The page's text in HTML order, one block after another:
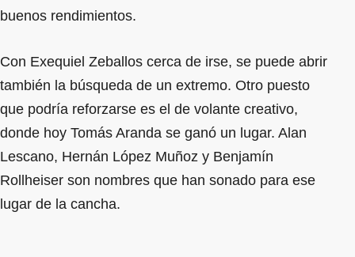
buenos rendimientos.
Con Exequiel Zeballos cerca de irse, se puede abrir
también la búsqueda de un extremo. Otro puesto
que podría reforzarse es el de volante creativo,
donde hoy Tomás Aranda se ganó un lugar. Alan
Lescano, Hernán López Muñoz y Benjamín
Rollheiser son nombres que han sonado para ese
lugar de la cancha.